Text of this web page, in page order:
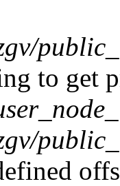
to get